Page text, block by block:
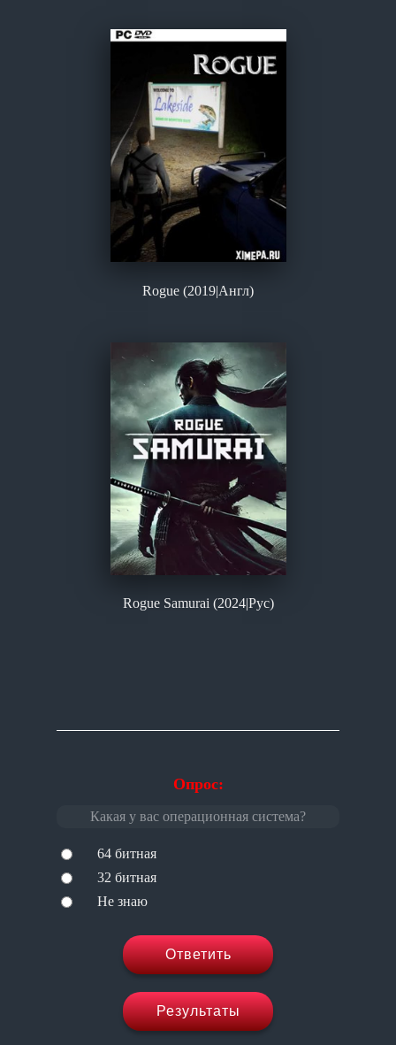
Опрос:
Какая у вас операционная система?
64 битная
32 битная
Не знаю
Ответить
Результаты
Rogue (2019|Англ)
Rogue Samurai (2024|Рус)